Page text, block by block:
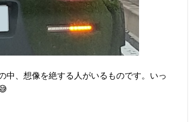
中、想像を絶する人がいるものです。いっ